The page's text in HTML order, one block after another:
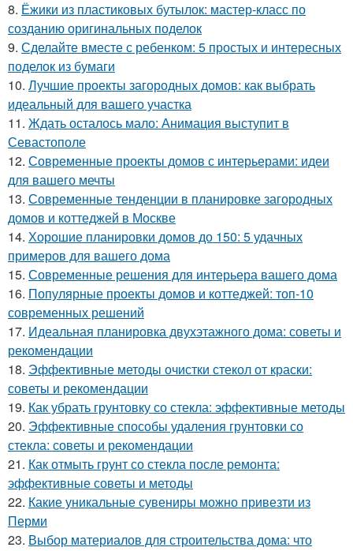
8. Ёжики из пластиковых бутылок: мастер-класс по
созданию оригинальных поделок
9. Сделайте вместе с ребенком: 5 простых и интересных
поделок из бумаги
10. Лучшие проекты загородных домов: как выбрать
идеальный для вашего участка
11. Ждать осталось мало: Анимация выступит в
Севастополе
12. Современные проекты домов с интерьерами: идеи
для вашего мечты
13. Современные тенденции в планировке загородных
домов и коттеджей в Москве
14. Хорошие планировки домов до 150: 5 удачных
примеров для вашего дома
15. Современные решения для интерьера вашего дома
16. Популярные проекты домов и коттеджей: топ-10
современных решений
17. Идеальная планировка двухэтажного дома: советы и
рекомендации
18. Эффективные методы очистки стекол от краски:
советы и рекомендации
19. Как убрать грунтовку со стекла: эффективные методы
20. Эффективные способы удаления грунтовки со
стекла: советы и рекомендации
21. Как отмыть грунт со стекла после ремонта:
эффективные советы и методы
22. Какие уникальные сувениры можно привезти из
Перми
23. Выбор материалов для строительства дома: что